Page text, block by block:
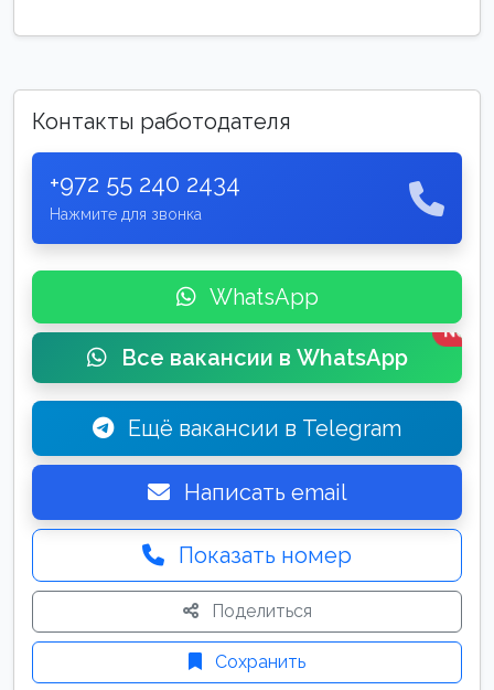
Контакты работодателя
+972 55 240 2434
Нажмите для звонка
WhatsApp
Все вакансии в WhatsApp
New
Ещё вакансии в Telegram
Написать email
Показать номер
Поделиться
Сохранить